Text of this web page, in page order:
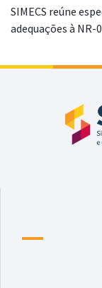
SIMECS reúne
adequações à NR-